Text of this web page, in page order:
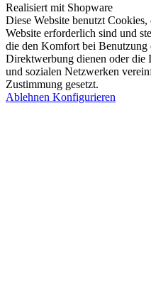
Realisiert mit Shopware
Diese Website benutzt
Website erforderlich sind und
die den Komfort bei Benutzung
Direktwerbung dienen oder die
und sozialen Netzwerken
Zustimmung gesetzt.
Ablehnen Konfigurieren